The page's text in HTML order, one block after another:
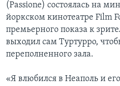
(Passione) состоялась на
йоркском кинотеатре Film
премьерного показа к
выходил сам Туртурро,
переполненного зала.
«Я влюбился в Неаполь и